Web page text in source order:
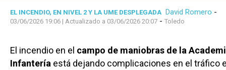
EL INCENDIO, EN NIVEL 2 Y LA UME DESPLEGADA David Romero -
03/06/2026 19:06 | Actualizado a 03/06/2026 20:07 - Toledo
El incendio en el campo de maniobras de la
Infantería está dejando complicaciones en el tráfico